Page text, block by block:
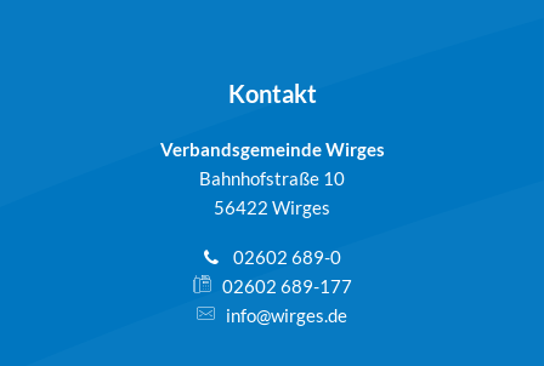
Kontakt
Verbandsgemeinde Wirges
Bahnhofstraße 10
56422 Wirges
02602 689-0
02602 689-177
info@wirges.de